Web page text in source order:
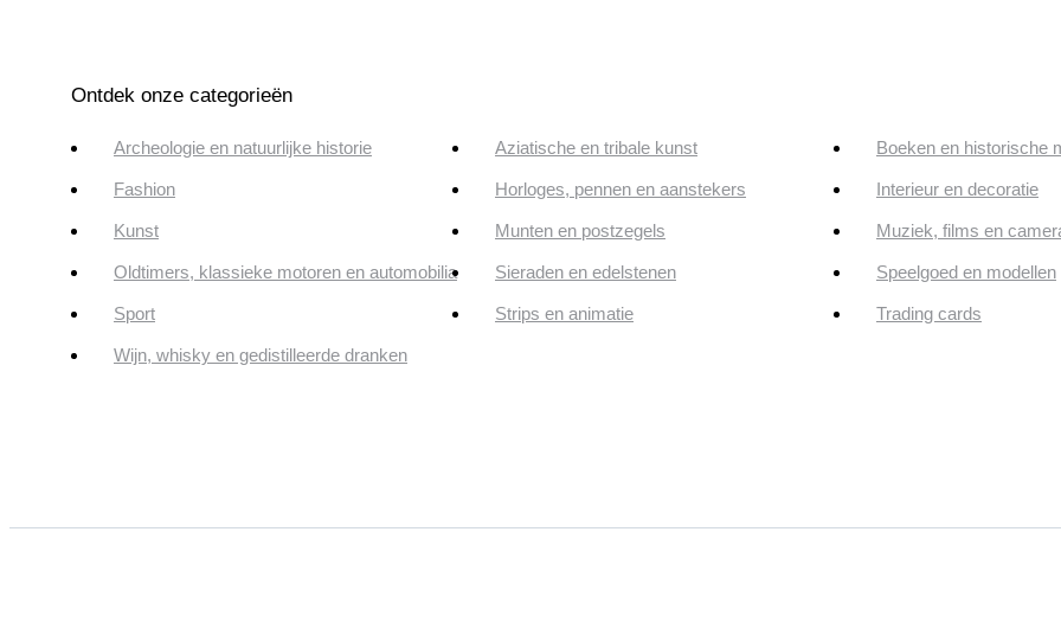
Ontdek onze categorieën
Archeologie en natuurlijke historie Aziatische en tribale kunst Boeken en historische
Fashion Horloges, pennen en aanstekers Interieur en decoratie
Kunst Munten en postzegels Muziek, films en
Oldtimers, klassieke motoren en automobilia Sieraden en edelstenen Speelgoed en modellen
Sport Strips en animatie Trading cards
Wijn, whisky en gedistilleerde dranken